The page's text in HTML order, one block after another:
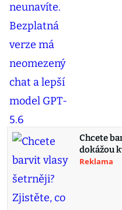
Chcete
dokážou
Reklama